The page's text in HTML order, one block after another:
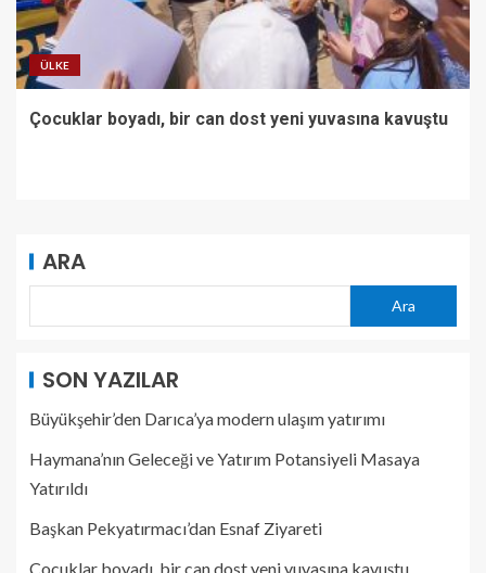
ÜLKE
Çocuklar boyadı, bir can dost yeni yuvasına kavuştu
ARA
Ara
SON YAZILAR
Büyükşehir’den Darıca’ya modern ulaşım yatırımı
Haymana’nın Geleceği ve Yatırım Potansiyeli Masaya
Yatırıldı
Başkan Pekyatırmacı’dan Esnaf Ziyareti
Çocuklar boyadı, bir can dost yeni yuvasına kavuştu